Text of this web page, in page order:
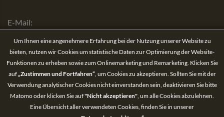
E-Mail
Telefon
02196 2410
Mobil
0173 2804549
Um Ihnen eine angenehmere Erfahrung bei der Nutzung unserer Website zu
bieten, nutzen wir Cookies um statistische Daten zur Optimierung der Website-
Funktionen zu erheben sowie zum Onlinemarketing und Remarketing. Klicken Sie
auf „Zustimmen und Fortfahren“, um Cookies zu akzeptieren. Sollten Sie mit der
Verwendung analytischer Cookies nicht einverstanden sein, deaktivieren Sie bitte
Matomo oder klicken Sie auf"Nicht akzeptieren", um alle Cookies abzulehnen.
Eine Übersicht aller verwendeten Cookies, finden Sie in unserer